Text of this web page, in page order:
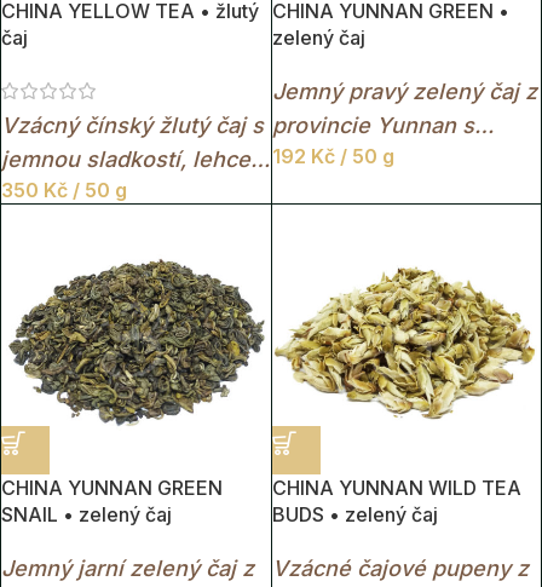
CHINA YELLOW TEA • žlutý
čaj
Vzácný čínský žlutý čaj s
jemnou sladkostí, lehce
kouřovým nádechem a
350 Kč / 50 g
CHINA YUNNAN GREEN •
zelený čaj
Jemný pravý zelený čaj z
provincie Yunnan s
příjemně svěží chutí,
192 Kč/ 50 g
CHINA YUNNAN GREEN
SNAIL • zelený čaj
Jemný jarní zelený čaj z
CHINA YUNNAN WILD TEA
BUDS • zelený čaj
Vzácné čajové pupeny z